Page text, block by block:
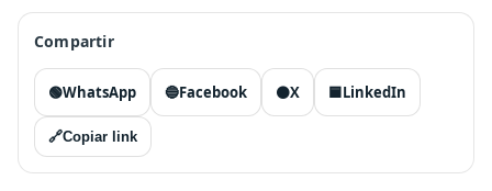
Compartir
🟢WhatsApp 🔵Facebook ⚫X 🟦LinkedIn
🔗Copiar link